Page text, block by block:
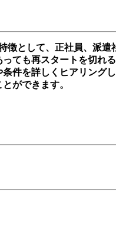
として、正社員、派
ても再スタートを切れ
件を詳しくヒアリング
ができます。